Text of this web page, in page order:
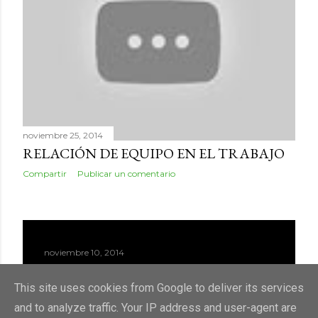
noviembre 25, 2014
RELACIÓN DE EQUIPO EN EL TRABAJO
Compartir Publicar un comentario
noviembre 10, 2014
Compartir Publicar un comentario
This site uses cookies from Google to deliver its services
and to analyze traffic. Your IP address and user-agent are